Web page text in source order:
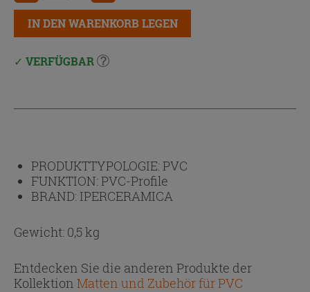
IN DEN WARENKORB LEGEN
VERFÜGBAR
PRODUKTTYPOLOGIE:PVC
FUNKTION:PVC-Profile
BRAND: IPERCERAMICA
Gewicht: 0,5 kg
Entdecken Sie die anderen Produkte der
Kollektion Matten und Zubehör für PVC